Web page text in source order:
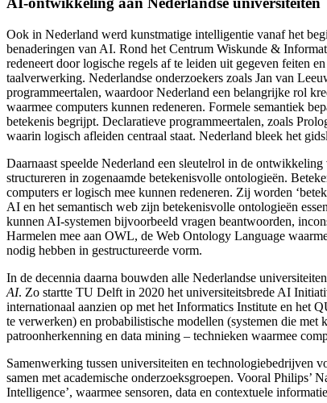
Ook in Nederland werd kunstmatige intelligentie vanaf het
benaderingen van AI. Rond het Centrum Wiskunde &
redeneert door logische regels af te leiden uit gegeven feiten
taalverwerking. Nederlandse onderzoekers zoals Jan van
programmeertalen, waardoor Nederland een belangrijke rol
waarmee computers kunnen redeneren. Formele semantiek
betekenis begrijpt. Declaratieve programmeertalen, zoals
waarin logisch afleiden centraal staat. Nederland bleek het
Daarnaast speelde Nederland een sleutelrol in de
structureren in zogenaamde betekenisvolle ontologieën.
computers er logisch mee kunnen redeneren. Zij worden
AI en het semantisch web zijn betekenisvolle ontologieën
kunnen AI-systemen bijvoorbeeld vragen beantwoorden,
Harmelen mee aan OWL, de Web Ontology Language
nodig hebben in gestructureerde vorm.
In de decennia daarna bouwden alle Nederlandse
AI. Zo startte TU Delft in 2020 het universiteitsbrede AI
internationaal aanzien op met het Informatics Institute en het
te verwerken) en probabilistische modellen (systemen die met
patroonherkenning en data mining – technieken waarmee
Samenwerking tussen universiteiten en
samen met academische onderzoeksgroepen. Vooral Philips’
Intelligence’, waarmee sensoren, data en contextuele